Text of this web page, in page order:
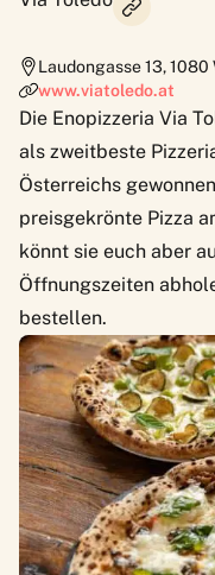
Laudongasse 13,1080
www.viatoledo.at
Die Enopizzeria Via
als zweitbeste
Österreichs
preisgekrönte Pizza
könnt sie euch aber
Öffnungszeiten
bestellen.